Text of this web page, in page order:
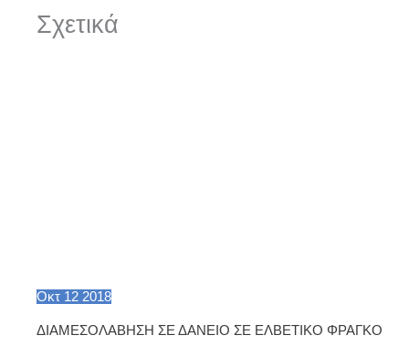
Σχετικά
Οκτ 12 2018
ΔΙΑΜΕΣΟΛΑΒΗΣΗ ΣΕ ΔΑΝΕΙΟ ΣΕ ΕΛΒΕΤΙΚΟ ΦΡΑΓΚΟ